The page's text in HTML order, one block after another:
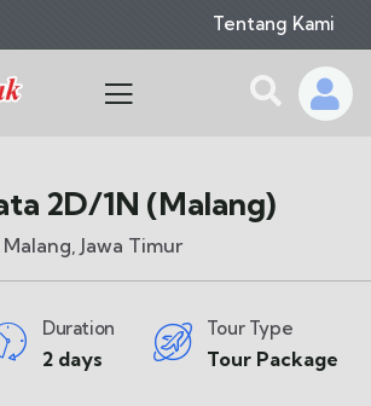
Tentang Kami
2D/1N (Malang)
Jawa Timur
Duration
2 days
Tour Type
Tour Package